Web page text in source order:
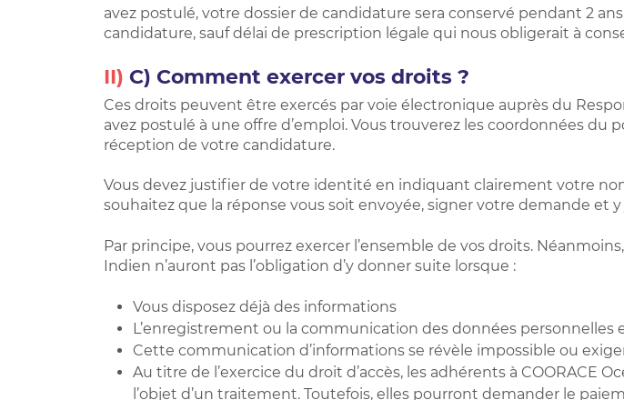
avez postulé, votre dossier de candidature sera conservé pendant 2
candidature, sauf délai de prescription légale qui nous obligerait à
II) C) Comment exercer vos droits ?
Ces droits peuvent être exercés par voie électronique auprès du
avez postulé à une offre d’emploi. Vous trouverez les coordonnées
réception de votre candidature.
Vous devez justifier de votre identité en indiquant clairement votre
souhaitez que la réponse vous soit envoyée, signer votre demande
Par principe, vous pourrez exercer l’ensemble de vos droits.
Indien n’auront pas l’obligation d’y donner suite lorsque :
Vous disposez déjà des informations
L’enregistrement ou la communication des données personnelles
Cette communication d’informations se révèle impossible ou
Au titre de l’exercice du droit d’accès, les adhérents à COORACE
l’objet d’un traitement. Toutefois, elles pourront demander le